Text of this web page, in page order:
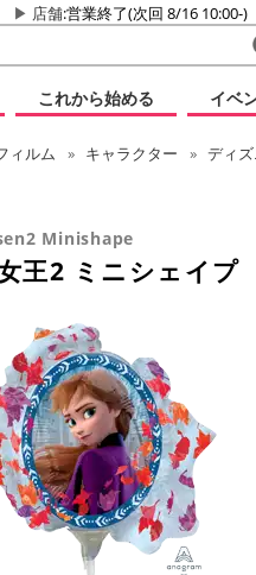
店舗:営業終了(次回 8/16 10:00-)
これから始める イベ
ィルム キャラクター ディ
Minishape
王2 ミニシェイプ